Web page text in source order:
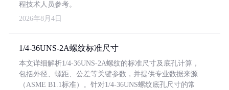
程技术人员参考。
2026年8月4日
1/4-36UNS-2A螺纹标准尺寸
本文详细解析1/4-36UNS-2A螺纹的标准尺寸及底孔计算，
包括外径、螺距、公差等关键参数，并提供专业数据来源
（ASME B1.1标准）。针对1/4-36UNS螺纹底孔尺寸的常